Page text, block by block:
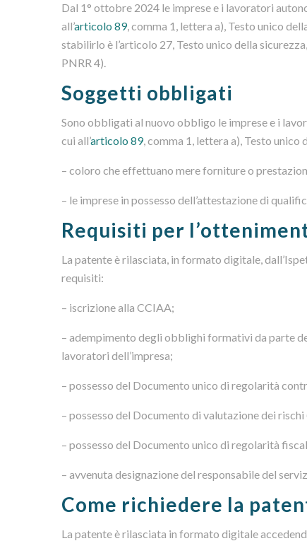
Dal 1° ottobre 2024 le imprese e i lavoratori
all’articolo 89, comma 1, lettera a), Testo unico
stabilirlo è l’articolo 27, Testo unico della
PNRR 4).
Soggetti obbligati
Sono obbligati al nuovo obbligo le imprese e i
cui all’articolo 89, comma 1, lettera a), Testo unico
– coloro che effettuano mere forniture o
– le imprese in possesso dell’attestazione di
Requisiti per
La patente è rilasciata, in formato digitale,
requisiti:
– iscrizione alla CCIAA;
– adempimento degli obblighi formativi da parte
lavoratori dell’impresa;
– possesso del Documento unico di regolarità
– possesso del Documento di valutazione dei rischi
– possesso del Documento unico di regolarità
– avvenuta designazione del responsabile del
Come richiedere la
La patente è rilasciata in formato digitale